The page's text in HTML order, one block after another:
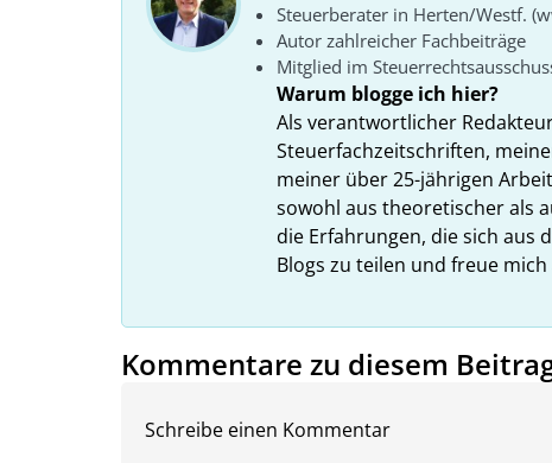
Steuerberater in Herten/Westf.
Autor zahlreicher Fachbeiträge
Mitglied im
Warum blogge ich hier?
Als verantwortlicher
Steuerfachzeitschriften,
meiner über 25-jährigen
sowohl aus theoretischer als
die Erfahrungen, die sich aus
Blogs zu teilen und freue
Kommentare zu diesem
Schreibe einen Kommentar